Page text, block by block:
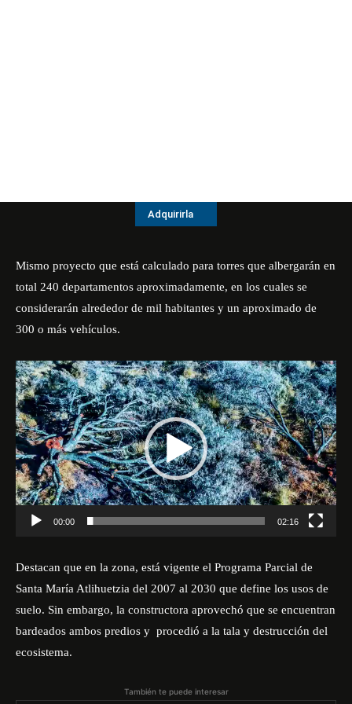
Adquirirla
Mismo proyecto que está calculado para torres que albergarán en
total 240 departamentos aproximadamente, en los cuales se
considerarán alrededor de mil habitantes y un aproximado de
300 o más vehículos.
R
e
p
r
o
d
u
o
r
e
00:00 02:16
Destacan que en la zona, está vigente el Programa Parcial de
Santa María Atlihuetzia del 2007 al 2030 que define los usos de
suelo. Sin embargo, la constructora aprovechó que se encuentran
bardeados ambos predios y procedió a la tala y destrucción del
ecosistema.
También te puede interesar